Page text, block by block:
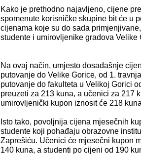
Kako je prethodno najavljeno, cijene
spomenute korisničke skupine bit će u
cijenama koje su do sada
studente i umirovljenike gradova Velike
Na ovaj način, umjesto dosadašnje
putovanje do Velike Gorice, od 1.
putovanje do fakulteta u Velikoj Gorici
preuzeti za 213 kuna, a učenici za 217
umirovljenički kupon iznosit će 218
Isto tako, povoljnija cijena mjesečnih
studente koji pohađaju obrazovne
Zaprešiću. Učenici će mjesečni kupon
140 kuna, a studenti po cijeni od 190